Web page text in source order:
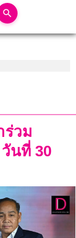
ร่วม
นที่ 30